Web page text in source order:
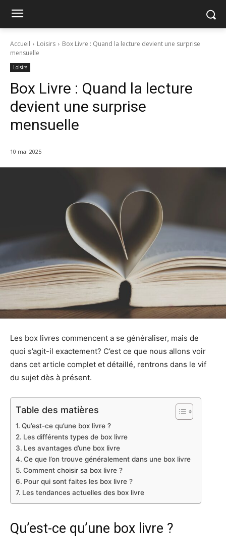
Accueil Loisirs
Box Livre : Quand la lecture devient une surprise
mensuelle
Loisirs
Box Livre : Quand la lecture
devient une surprise
mensuelle
10 mai 2025
Les box livres commencent a se généraliser, mais de
quoi s’agit-il exactement? C’est ce que nous allons voir
dans cet article complet et détaillé, rentrons dans le vif
du sujet dès à présent.
Table des matières
Qu’est-ce qu’une box livre ?
Les différents types de box livre
Les avantages d’une box livre
Ce que l’on trouve généralement dans une box livre
Comment choisir sa box livre ?
Pour qui sont faites les box livre ?
Les tendances actuelles des box livre
Qu’est-ce qu’une box livre ?